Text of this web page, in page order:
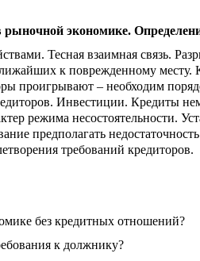
рыночной экономике.
Тесная взаимная связь.
к поврежденному
проигрывают – необходим
Инвестиции. Кредиты
режима несостоятельности.
предполагать
требований кредиторов.
без кредитных отношений?
к должнику?